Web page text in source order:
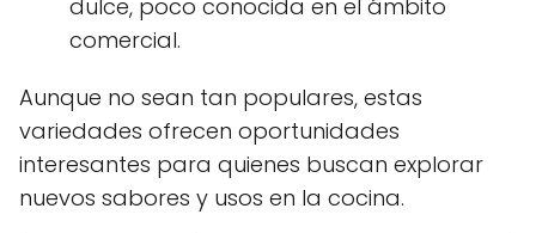
dulce, poco conocida en el ámbito
comercial.
Aunque no sean tan populares, estas
variedades ofrecen oportunidades
interesantes para quienes buscan explorar
nuevos sabores y usos en la cocina.